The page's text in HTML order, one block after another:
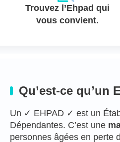
Trouvez l’Ehpad qui
vous convient.
Qu’est-ce qu’un
Un ✓ EHPAD ✓ est un
Dépendantes. C’est une
personnes âgées en perte